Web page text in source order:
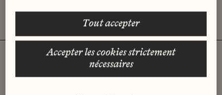
accepter les cookies strictement
nécessaires
tout accepter